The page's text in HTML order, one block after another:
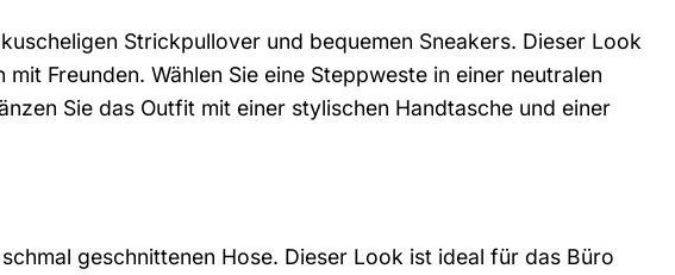
Strickpullover und bequemen Sneakers. Dieser Look
Freunden. Wählen Sie eine Steppweste in einer neutralen
Sie das Outfit mit einer stylischen Handtasche und einer
geschnittenen Hose. Dieser Look ist ideal für das Büro